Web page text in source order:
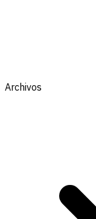
Archivos